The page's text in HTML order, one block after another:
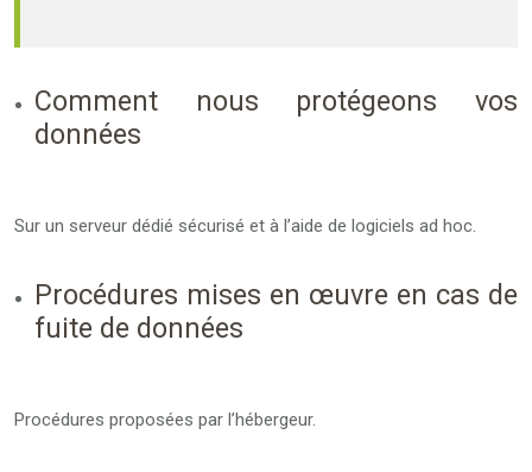
Comment nous protégeons vos
données
Sur un serveur dédié sécurisé et à l’aide de logiciels ad hoc.
Procédures mises en œuvre en cas de
fuite de données
Procédures proposées par l’hébergeur.